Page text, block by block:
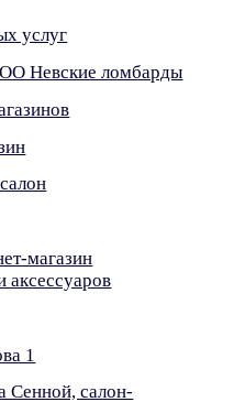
услуг
Невские ломбарды
магазин
аксессуаров
1
Сенной, салон-